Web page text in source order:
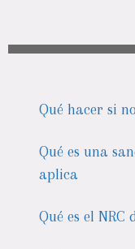
Qué hacer si
Qué es una
aplica
Qué es el NRC